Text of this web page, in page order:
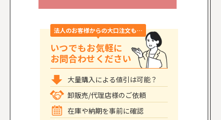
法人のお客様からの大口注文も…
いつでもお気軽に
お問合わせください
大量購入による値引は可能？
卸販売/代理店様のご依頼
在庫や納期を事前に確認